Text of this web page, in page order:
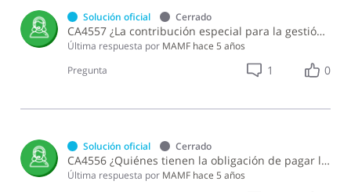
Solución oficial Cerrado
CA4557 ¿La contribución especial para la gestión integral de residuos es deducible del Impuesto Sobre la Renta?
Última respuesta por MAMF hace 5 años
Pregunta
1 0
Solución oficial Cerrado
CA4556 ¿Quiénes tienen la obligación de pagar la contribución especial para la gestión integral de residuos sólidos?
Última respuesta por MAMF hace 5 años